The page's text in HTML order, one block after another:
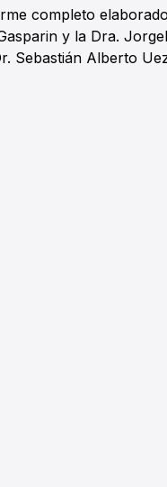
completo
y la Dra.
Sebastián Alberto